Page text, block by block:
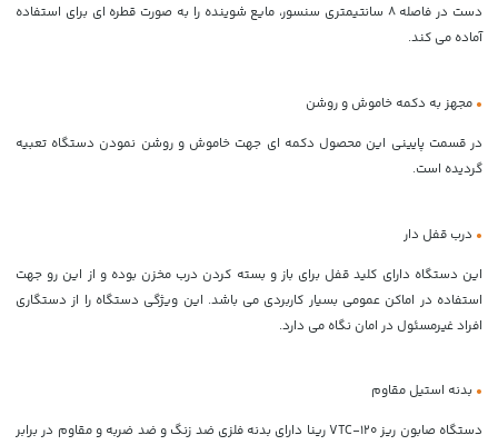
دست در فاصله 8 سانتیمتری سنسور، مایع شوینده را به صورت قطره ای برای استفاده
آماده می کند.
•مجهز به دکمه خاموش و روشن
در قسمت پایینی این محصول دکمه ای جهت خاموش و روشن نمودن دستگاه تعبیه
گردیده است.
• درب قفل دار
این دستگاه دارای کلید قفل برای باز و بسته کردن درب مخزن بوده و از این رو جهت
استفاده در اماکن عمومی بسیار کاربردی می باشد. این ویژگی دستگاه را از دستگاری
افراد غیرمسئول در امان نگاه می دارد.
•بدنه استیل مقاوم
دستگاه صابون ریز VTC-120 رینا دارای بدنه فلزی ضد زنگ و ضد ضربه و مقاوم در برابر